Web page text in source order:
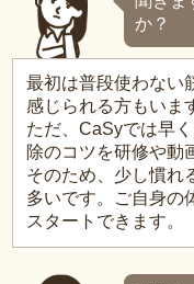
か？
最初は普段使わない
感じられる方もいま
ただ、CaSyでは早
除のコツを研修や動
そのため、少し慣れ
多いです。ご自身の
スタートできます。